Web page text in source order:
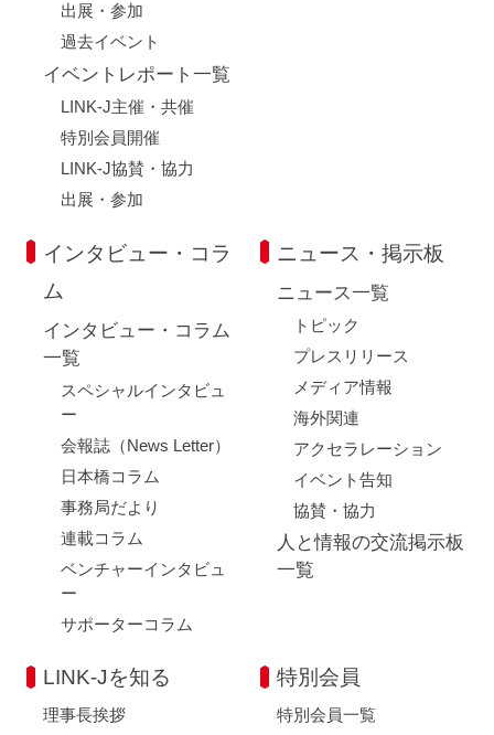
出展・参加
過去イベント
イベントレポート一覧
LINK-J主催・共催
特別会員開催
LINK-J協賛・協力
出展・参加
インタビュー・コラ
ム
インタビュー・コラム
一覧
スペシャルインタビュ
ー
会報誌（News Letter）
日本橋コラム
事務局だより
連載コラム
ベンチャーインタビュ
ー
サポーターコラム
ニュース・掲示板
ニュース一覧
トピック
プレスリリース
メディア情報
海外関連
アクセラレーション
イベント告知
協賛・協力
人と情報の交流掲示板
一覧
LINK-Jを知る
理事長挨拶
特別会員
特別会員一覧